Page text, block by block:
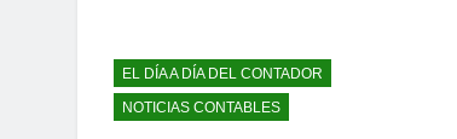
EL DÍA A DÍA DEL CONTADOR
NOTICIAS CONTABLES